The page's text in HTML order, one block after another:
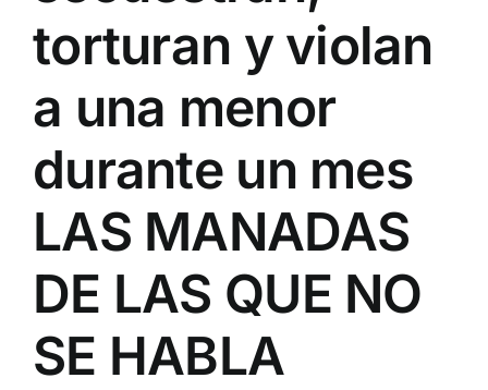
torturan y violan
a una menor
durante un mes
LAS MANADAS
DE LAS QUE NO
SE HABLA